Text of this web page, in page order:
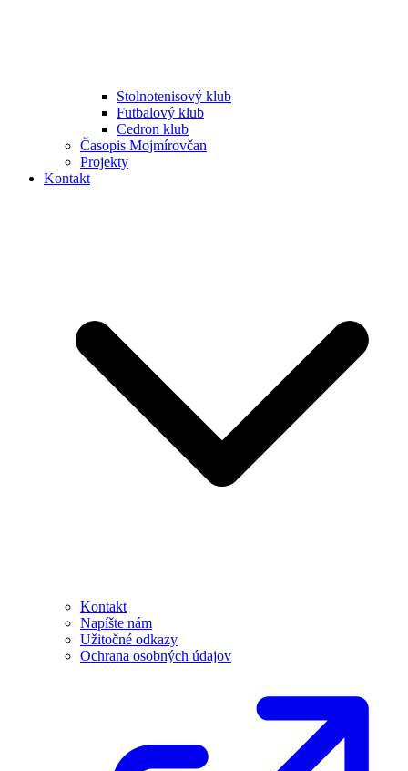
Stolnotenisový klub
Futbalový klub
Cedron klub
Časopis Mojmírovčan
Projekty
Kontakt
Kontakt
Napíšte nám
Užitočné odkazy
Ochrana osobných údajov